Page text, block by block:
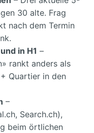
30 alte. Frag
nach dem Termin
in H1 –
rankt anders als
Quartier in den
–
Search.ch),
beim örtlichen